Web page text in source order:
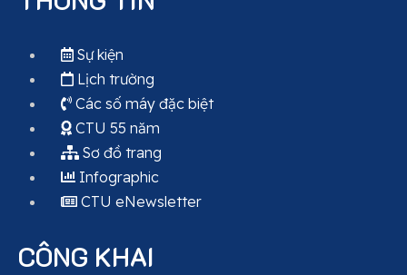
Sự kiện
Lịch trường
Các số máy đặc biệt
CTU 55 năm
Sơ đồ trang
Infographic
CTU eNewsletter
CÔNG KHAI